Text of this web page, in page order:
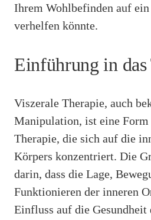
Ihrem Wohlbefinden auf ein
verhelfen könnte.
Einführung in das
Viszerale Therapie, auch
Manipulation, ist eine Form
Therapie, die sich auf die
Körpers konzentriert. Die
darin, dass die Lage,
Funktionieren der inneren
Einfluss auf die Gesundheit